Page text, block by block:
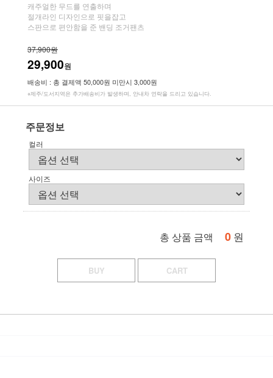
캐주얼한 무드를 연출하며
절개라인 디자인으로 핏을잡고
스판으로 편안함을 준 밴딩 조거팬츠
37,900원
29,900원
배송비 : 총 결제액 50,000원 미만시 3,000원
※제주/도서지역은 추가배송비가 발생하며, 안내차 연락을 드리고 있습니다.
주문정보
컬러
사이즈
총 상품 금액 0 원
BUY CART